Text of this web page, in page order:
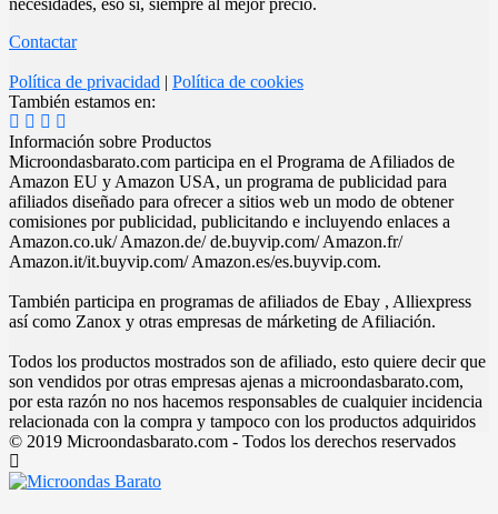
necesidades, eso sí, siempre al mejor precio.
Contactar
Política de privacidad
Política de cookies
También estamos en:
Información sobre Productos
Microondasbarato.com participa en el Programa de Afiliados de
Amazon EU y Amazon USA, un programa de publicidad para
afiliados diseñado para ofrecer a sitios web un modo de obtener
comisiones por publicidad, publicitando e incluyendo enlaces a
Amazon.co.uk/ Amazon.de/ de.buyvip.com/ Amazon.fr/
Amazon.it/it.buyvip.com/ Amazon.es/es.buyvip.com.
También participa en programas de afiliados de Ebay , Alliexpress
así como Zanox y otras empresas de márketing de Afiliación.
Todos los productos mostrados son de afiliado, esto quiere decir que
son vendidos por otras empresas ajenas a microondasbarato.com,
por esta razón no nos hacemos responsables de cualquier incidencia
relacionada con la compra y tampoco con los productos adquiridos
© 2019 Microondasbarato.com - Todos los derechos reservados